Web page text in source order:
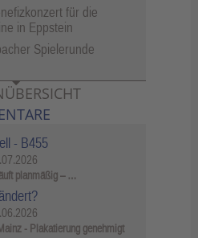
für die
in Eppstein
Spielerunde
- B455
planmäßig – …
- Plakatierung genehmigt